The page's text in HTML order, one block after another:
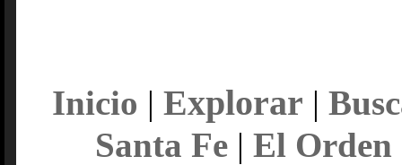
Inicio | Explorar |
Santa Fe| El Orden